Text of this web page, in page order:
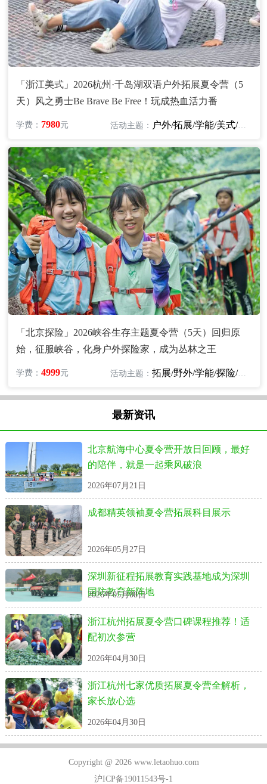
「浙江美式」2026杭州·千岛湖双语户外拓展夏令营（5
天）风之勇士Be Brave Be Free！玩成热血活力番
学费： 7980元 活动主题： 户外/拓展/学能/美式/英语/探险
「北京探险」2026峡谷生存主题夏令营（5天）回归原
始，征服峡谷，化身户外探险家，成为丛林之王
学费：4999元 活动主题：拓展/野外/学能/探险/自然
最新资讯
北京航海中心夏令营开放日回顾，最好
的陪伴，就是一起乘风破浪
2026年07月21日
成都精英领袖夏令营拓展科目展示
2026年05月27日
深圳新征程拓展教育实践基地成为深圳
国防教育新阵地
2026年05月08日
浙江杭州拓展夏令营口碑课程推荐！适
配初次参营
2026年04月30日
浙江杭州七家优质拓展夏令营全解析，
家长放心选
2026年04月30日
Copyright @ 2026 www.letaohuo.com
沪ICP备19011543号-1